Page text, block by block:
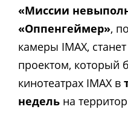
«Миссии
«Оппенгеймер»,
камеры IMAX,
проектом, который
кинотеатрах IMAX в
недель на